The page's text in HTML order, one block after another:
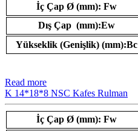
İç Çap Ø (mm): Fw
Dış Çap (mm):Ew
Yükseklik (Genişlik) (mm):Bc
Read more
K 14*18*8 NSC Kafes Rulman
İç Çap Ø (mm): Fw